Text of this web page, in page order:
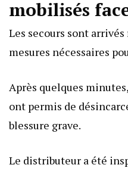
mobilisés
Les secours sont
mesures nécessaires
Après quelques
ont permis de
blessure grave.
Le distributeur a été